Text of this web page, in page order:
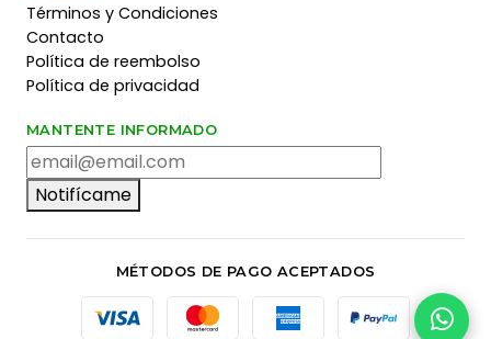
Términos y Condiciones
Contacto
Política de reembolso
Política de privacidad
MANTENTE INFORMADO
Notifícame
MÉTODOS DE PAGO ACEPTADOS